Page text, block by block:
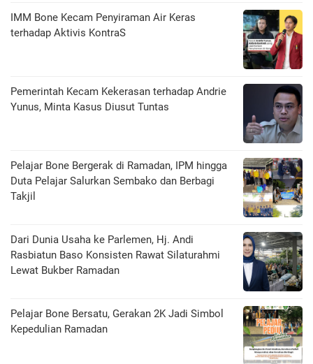
IMM Bone Kecam Penyiraman Air Keras
terhadap Aktivis KontraS
Pemerintah Kecam Kekerasan terhadap Andrie
Yunus, Minta Kasus Diusut Tuntas
Pelajar Bone Bergerak di Ramadan, IPM hingga
Duta Pelajar Salurkan Sembako dan Berbagi
Takjil
Dari Dunia Usaha ke Parlemen, Hj. Andi
Rasbiatun Baso Konsisten Rawat Silaturahmi
Lewat Bukber Ramadan
Pelajar Bone Bersatu, Gerakan 2K Jadi Simbol
Kepedulian Ramadan